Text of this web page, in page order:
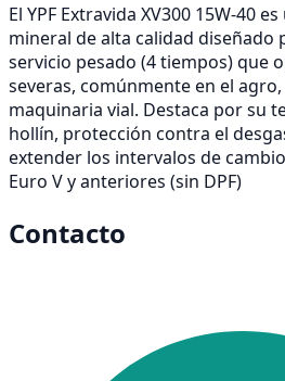
El YPF Extravida XV300 15W-40
mineral de alta calidad diseñado
servicio pesado (4 tiempos) que
severas, comúnmente en el
maquinaria vial. Destaca por su
hollín, protección contra el
extender los intervalos de
Euro V y anteriores (sin DPF)
Contacto